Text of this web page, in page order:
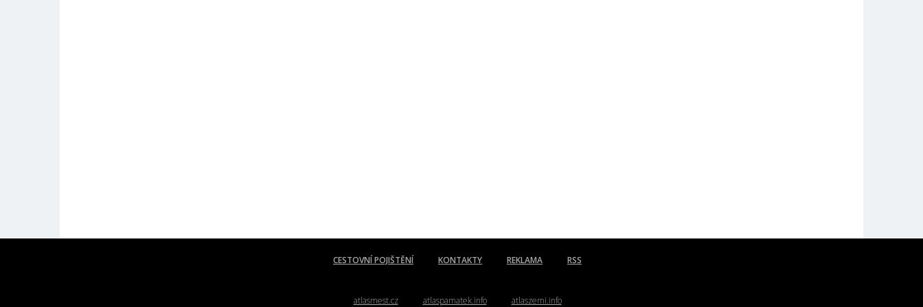
CESTOVNÍ POJIŠTĚNÍ KONTAKTY REKLAMA RSS
atlasmest.cz atlaspamatek.info atlaszemi.info